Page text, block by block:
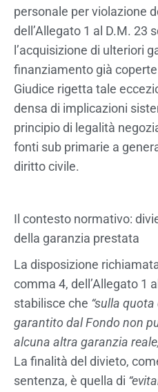
personale per violazione
dell’Allegato 1 al D.M. 23
l’acquisizione di ulteriori
finanziamento già
Giudice rigetta tale
densa di implicazioni
principio di legalità
fonti sub primarie a
diritto civile.
Il contesto normativo:
della garanzia prestata
La disposizione
comma 4, dell’Allegato 1
stabilisce che “sulla
garantito dal Fondo non
alcuna altra garanzia
La finalità del divieto,
sentenza, è quella di